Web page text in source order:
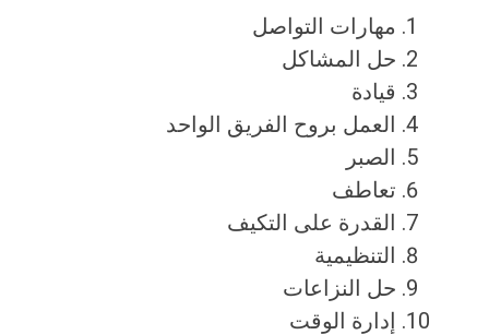
مهارات التواصل
حل المشاكل
قيادة
العمل بروح الفريق الواحد
الصبر
تعاطف
القدرة على التكيف
التنظيمية
حل النزاعات
إدارة الوقت